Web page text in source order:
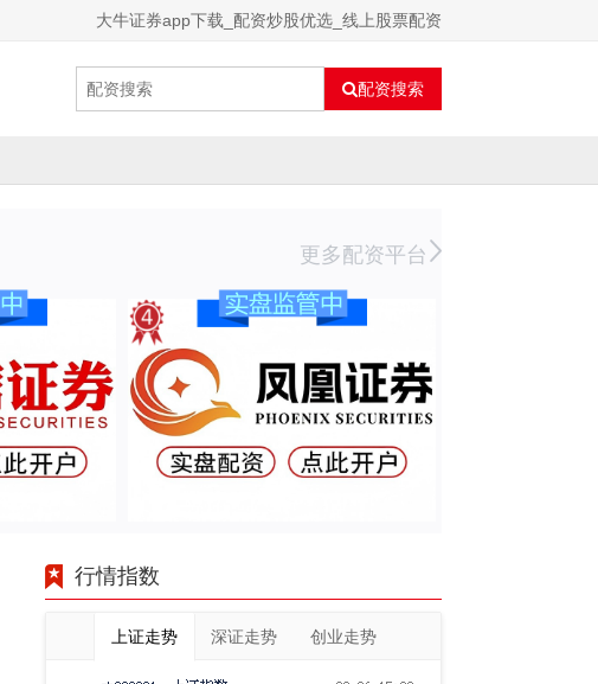
大牛证券app下载_配资炒股优选_线上股票配资
配资搜索
更多配资平台
行情指数
上证走势 深证走势 创业走势